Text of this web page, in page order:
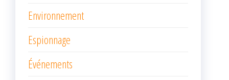
Environnement
Espionnage
Événements